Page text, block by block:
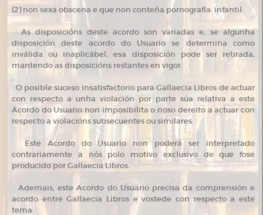
(2) non sexa obscena e que non conteña pornografía infantil.
As disposicións deste acordo son variadas e, se algunha
disposición deste acordo do Usuario se determina como
inválida ou inaplicábel, esa disposición pode ser retirada,
mantendo as disposicións restantes en vigor.
O posible suceso insatisfactorio para Gallaecia Libros de actuar
con respecto a unha violación por parte súa relativa a este
Acordo do Usuario non imposibilita o noso dereito a actuar con
respecto a violacións subsecuentes ou similares.
Este Acordo do Usuario non poderá ser interpretado
contrariamente a nós polo motivo exclusivo de que fose
producido por Gallaecia Libros.
Ademais, este Acordo do Usuario precisa da comprensión e
acordo entre Gallaecia Libros e vostede con respecto a este
tema.